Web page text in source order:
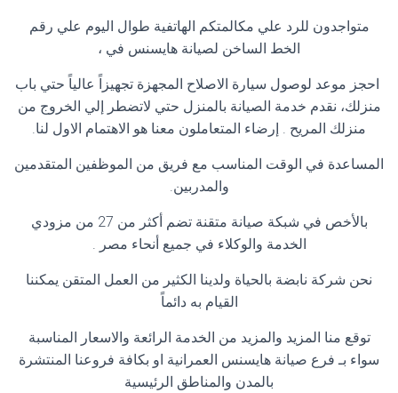
متواجدون للرد علي مكالمتكم الهاتفية طوال اليوم علي رقم
الخط الساخن لصيانة هايسنس في ،
احجز موعد لوصول سيارة الاصلاح المجهزة تجهيزاً عالياً حتي باب
منزلك، نقدم خدمة الصيانة بالمنزل حتي لاتضطر إلي الخروج من
منزلك المريح . إرضاء المتعاملون معنا هو الاهتمام الاول لنا.
المساعدة في الوقت المناسب مع فريق من الموظفين المتقدمين
والمدربين.
بالأخص في شبكة صيانة متقنة تضم أكثر من 27 من مزودي
الخدمة والوكلاء في جميع أنحاء مصر .
نحن شركة نابضة بالحياة ولدينا الكثير من العمل المتقن يمكننا
القيام به دائماً
توقع منا المزيد والمزيد من الخدمة الرائعة والاسعار المناسبة
سواء بـ فرع صيانة هايسنس العمرانية او بكافة فروعنا المنتشرة
بالمدن والمناطق الرئيسية